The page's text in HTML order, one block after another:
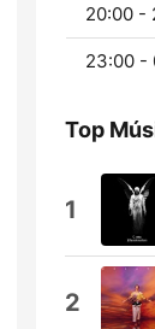
20:00 -
23:00 -
Top
1
2